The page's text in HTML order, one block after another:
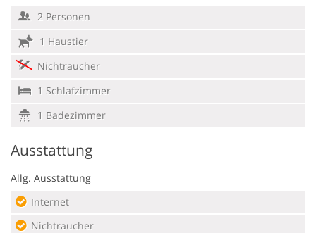
2 Personen
1 Haustier
Nichtraucher
1 Schlafzimmer
1 Badezimmer
Ausstattung
Allg. Ausstattung
Internet
Nichtraucher